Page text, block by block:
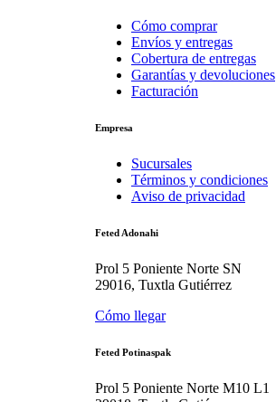
Cómo comprar
Envíos y entregas
Cobertura de entregas
Garantías y devoluciones
Facturación
Empresa
Sucursales
Términos y condiciones
Aviso de privacidad
Feted Adonahi
Prol 5 Poniente Norte SN
29016, Tuxtla Gutiérrez
Cómo llegar
Feted Potinaspak
Prol 5 Poniente Norte M10 L1